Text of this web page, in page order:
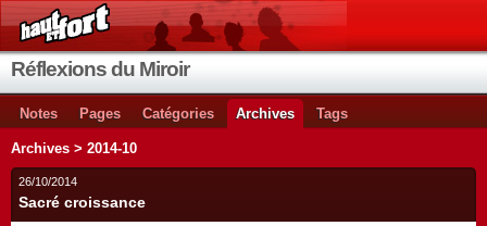
Réflexions du Miroir
Notes Pages Catégories Archives Tags
Archives > 2014-10
26/10/2014
Sacré croissance